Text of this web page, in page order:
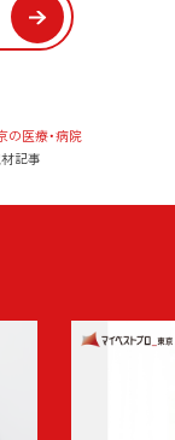
の医療・病院
記事